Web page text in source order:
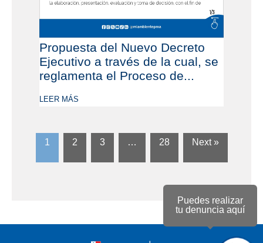
Puedes realizar
tu denuncia aquí
Propuesta del Nuevo Decreto
Ejecutivo a través de la cual, se
reglamenta el Proceso de...
LEER MÁS
1 2 3 … 28 Next »